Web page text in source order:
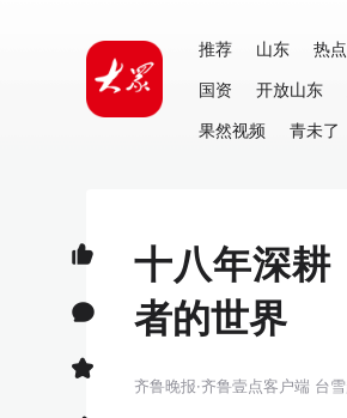
推荐 山东 热点
国资
开放山东
果然视频
青未了
十八年深耕
者的世界
齐鲁晚报·齐鲁壹点客户端 台